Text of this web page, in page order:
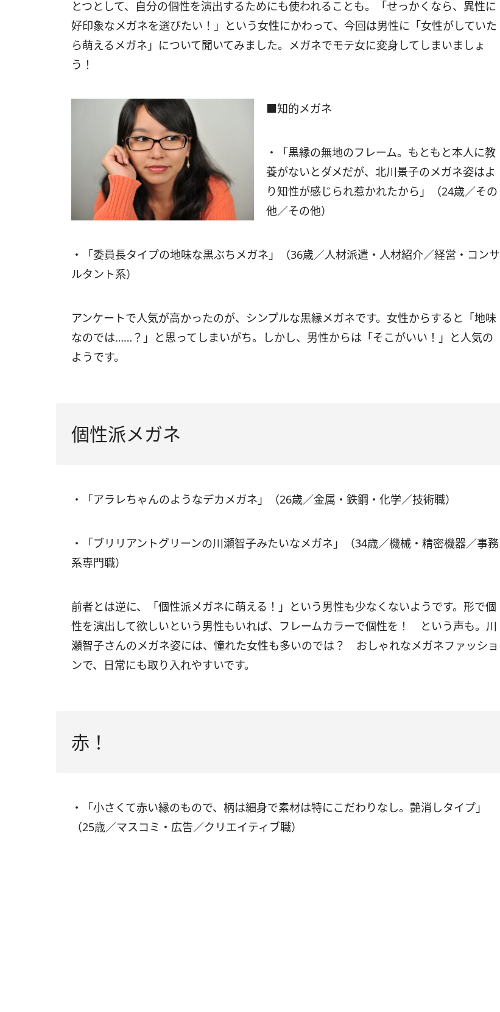
とつとして、自分の個性を演出するためにも使われることも。「せっかくなら、異性に
好印象なメガネを選びたい！」という女性にかわって、今回は男性に「女性がしていた
ら萌えるメガネ」について聞いてみました。メガネでモテ女に変身してしまいましょ
う！
■知的メガネ
・「黒縁の無地のフレーム。もともと本人に教
養がないとダメだが、北川景子のメガネ姿はよ
り知性が感じられ惹かれたから」（24歳／その
他／その他）
・「委員長タイプの地味な黒ぶちメガネ」（36歳／人材派遣・人材紹介／経営・コンサ
ルタント系）
アンケートで人気が高かったのが、シンプルな黒縁メガネです。女性からすると「地味
なのでは……？」と思ってしまいがち。しかし、男性からは「そこがいい！」と人気の
ようです。
個性派メガネ
・「アラレちゃんのようなデカメガネ」（26歳／金属・鉄鋼・化学／技術職）
・「ブリリアントグリーンの川瀬智子みたいなメガネ」（34歳／機械・精密機器／事務
系専門職）
前者とは逆に、「個性派メガネに萌える！」という男性も少なくないようです。形で個
性を演出して欲しいという男性もいれば、フレームカラーで個性を！ という声も。川
瀬智子さんのメガネ姿には、憧れた女性も多いのでは？ おしゃれなメガネファッショ
ンで、日常にも取り入れやすいです。
赤！
・「小さくて赤い縁のもので、柄は細身で素材は特にこだわりなし。艶消しタイプ」
（25歳／マスコミ・広告／クリエイティブ職）